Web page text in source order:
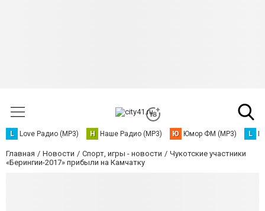
L Love Радио (MP3) Н Наше Радио (MP3) Ю Юмор ФМ (MP3) L
Главная Новости Спорт, игры - новости
Чукотские участники
«Берингии-2017» прибыли на Камчатку